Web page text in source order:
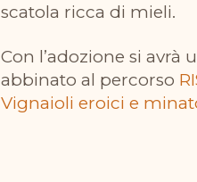
scatola ricca di mieli.
Con l’adozione si avrà
abbinato al percorso
Vignaioli eroici e